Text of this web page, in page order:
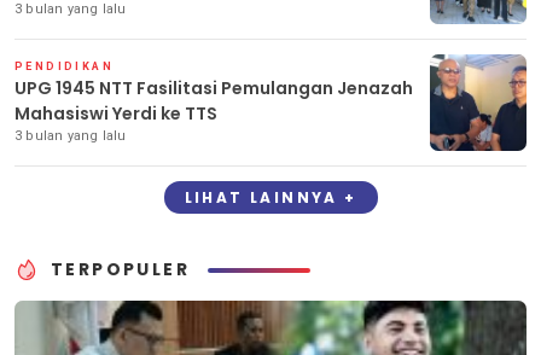
3 bulan yang lalu
PENDIDIKAN
UPG 1945 NTT Fasilitasi Pemulangan Jenazah
Mahasiswi Yerdi ke TTS
3 bulan yang lalu
LIHAT LAINNYA +
TERPOPULER